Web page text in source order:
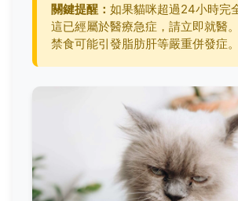
關鍵提醒： 如果貓咪超過24小時完
這已經屬於醫療急症，請立即就醫
禁食可能引發脂肪肝等嚴重併發症。